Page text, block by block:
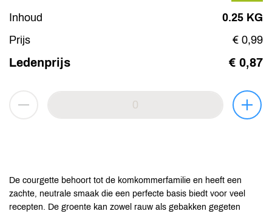
Inhoud
0.25 KG
Prijs
€ 0,99
Ledenprijs € 0,87
De courgette behoort tot de komkommerfamilie en heeft een
zachte, neutrale smaak die een perfecte basis biedt voor veel
recepten. De groente kan zowel rauw als gebakken gegeten